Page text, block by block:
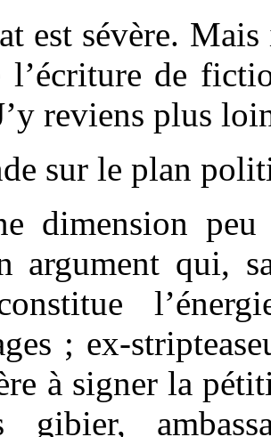
est sévère.
l’écriture de
reviens plus
sur le plan
dimension peu
argument qui,
; ex-
à signer la